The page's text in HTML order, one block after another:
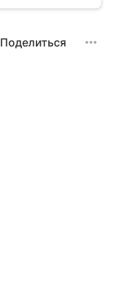
Поделиться